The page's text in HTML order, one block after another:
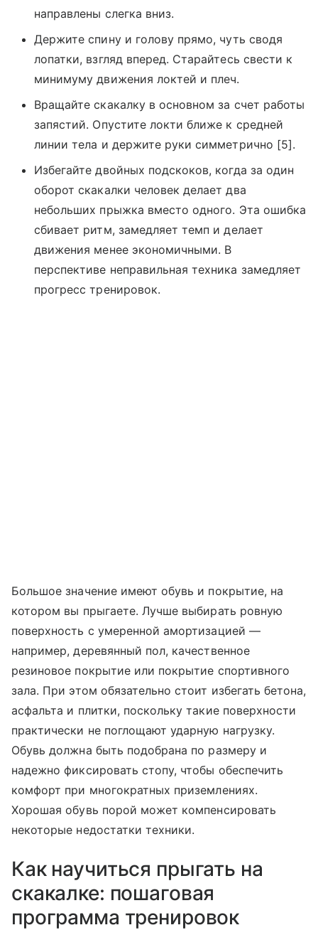
направлены слегка вниз.
Держите спину и голову прямо, чуть сводя
лопатки, взгляд вперед. Старайтесь свести к
минимуму движения локтей и плеч.
Вращайте скакалку в основном за счет работы
запястий. Опустите локти ближе к средней
линии тела и держите руки симметрично [5].
Избегайте двойных подскоков, когда за один
оборот скакалки человек делает два
небольших прыжка вместо одного. Эта ошибка
сбивает ритм, замедляет темп и делает
движения менее экономичными. В
перспективе неправильная техника замедляет
прогресс тренировок.
Большое значение имеют обувь и покрытие, на
котором вы прыгаете. Лучше выбирать ровную
поверхность с умеренной амортизацией —
например, деревянный пол, качественное
резиновое покрытие или покрытие спортивного
зала. При этом обязательно стоит избегать бетона,
асфальта и плитки, поскольку такие поверхности
практически не поглощают ударную нагрузку.
Обувь должна быть подобрана по размеру и
надежно фиксировать стопу, чтобы обеспечить
комфорт при многократных приземлениях.
Хорошая обувь порой может компенсировать
некоторые недостатки техники.
Как научиться прыгать на
скакалке: пошаговая
программа тренировок